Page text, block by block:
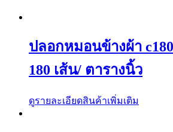
ปลอกหมอนข้างผ้า
180 เส้น/ ตารางนิ้ว
ดูรายละเอียดสินค้าเพิ่มเติม